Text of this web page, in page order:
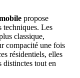
propose
techniques. Les
classique,
compacité une fois
résidentiels, elles
distinctes tout en